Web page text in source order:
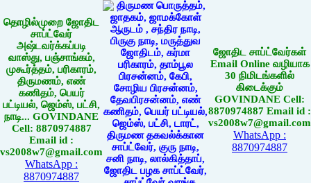
தொழில்முறை ஜோதிட
சாப்ட்வேர்
அஷ்டவர்க்கப்படி
வாஸ்து, பஞ்சாங்கம்,
முகூர்த்தம், பரிகாரம்,
திருமணம், எண்
கணிதம், பெயர்
பட்டியல், ஜெம்ஸ், பட்சி,
நாடி... GOVINDANE
Cell: 8870974887
Email id :
vs2008w7@gmail.com
WhatsApp :
8870974887
ஜோதிட சாப்ட்வேர்கள்
Email Online வழியாக
30 நிமிடங்களில்
கிடைக்கும்
GOVINDANE Cell:
8870974887 Email id :
vs2008w7@gmail.com
WhatsApp :
8870974887